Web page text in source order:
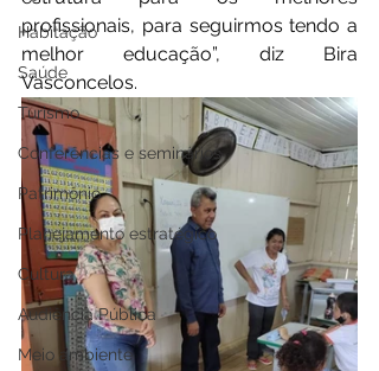
Habitação
Saúde
Turismo
Conferências e seminários
Patrimônio
Planejamento estratégico
Cultura
Audiência Pública
Meio ambiente
profissionais, para seguirmos tendo a
melhor educação”, diz Bira
Vasconcelos.